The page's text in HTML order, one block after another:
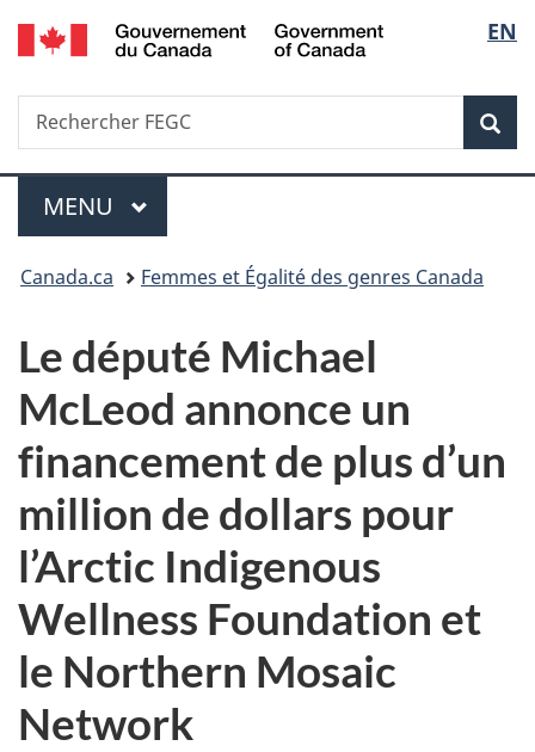
Passer
au
Passer
à
du
Passer
à
simplifiée
de
la
EN
Recherche
Rechercher
FEGC
Menu
MENU PRINCIPAL
Vous
ici :
Canada.ca Femmes et Égalité des genres Canada
Le député Michael
McLeod annonce un
financement de plus d’un
million de dollars pour
l’Arctic Indigenous
Wellness Foundation et
le Northern Mosaic
Network